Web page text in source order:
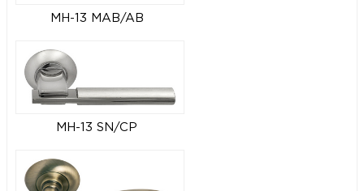
MH-13 MAB/AB
MH-13 SN/CP